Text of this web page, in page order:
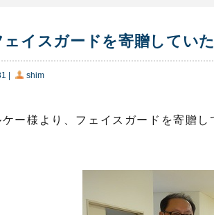
ェイスガードを寄贈してい
shim
ー様より、フェイスガードを寄贈し